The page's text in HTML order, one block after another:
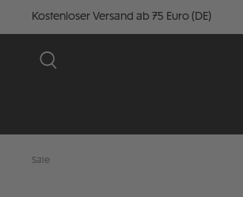
Kostenloser Versand ab 75 Euro (DE)
Sale